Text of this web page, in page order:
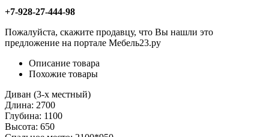
+7-928-27-444-98
Пожалуйста, скажите продавцу, что Вы нашли это
предложение на портале Мебель23.ру
Описание товара
Похожие товары
Диван (3-х местный)
Длина: 2700
Глубина: 1100
Высота: 650